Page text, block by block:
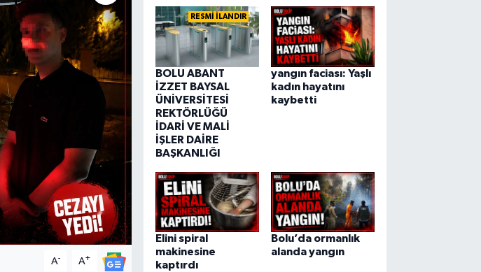
A- A+
RESMİ İLANDIR
BOLU ABANT
İZZET BAYSAL
ÜNİVERSİTESİ
REKTÖRLÜĞÜ
İDARİ VE MALİ
İŞLER DAİRE
BAŞKANLIĞI
yangın faciası: Yaşlı
kadın hayatını
kaybetti
Elini spiral
makinesine
kaptırdı
Bolu’da ormanlık
alanda yangın